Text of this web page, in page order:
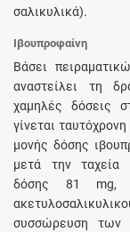
σαλικυλικά).
Ιβουπροφαίνη
Βάσει
αναστείλει τη
χαμηλές δόσεις
γίνεται
μονής δόσης
μετά την ταχεία
δόσης 81 mg,
συσσώρευση των